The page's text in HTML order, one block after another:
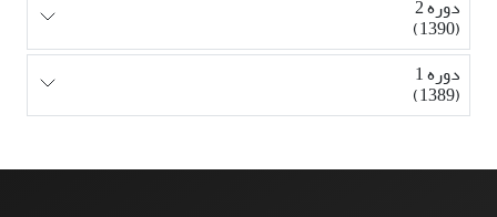
دوره 2
(1390)
دوره 1
(1389)